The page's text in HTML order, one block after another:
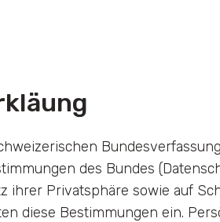
des Bundes
ihrer Privatsphäre sowie auf
diese Bestimmungen ein.